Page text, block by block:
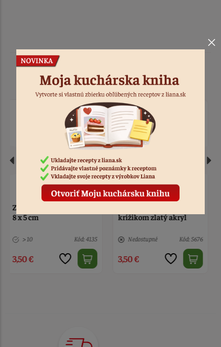
Podobné produkty
krížikom zlatý akryl
Nedostupné Kód: 5676
3,50 €
mašľou drevený
4 ks Kód: 4137
4,20 €